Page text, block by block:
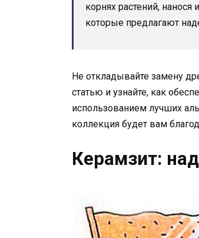
корнях растений,
которые предлагают
Не откладывайте замену
статью и узнайте, как
использованием лучших
коллекция будет вам
Керамзит: